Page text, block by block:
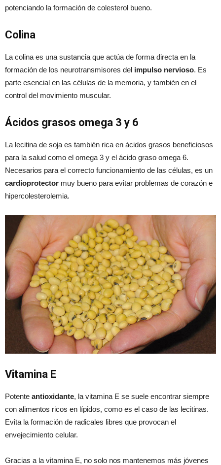
potenciando la formación de colesterol bueno.
Colina
La colina es una sustancia que actúa de forma directa en la
formación de los neurotransmisores del impulso nervioso. Es
parte esencial en las células de la memoria, y también en el
control del movimiento muscular.
Ácidos grasos omega 3 y 6
La lecitina de soja es también rica en ácidos grasos beneficiosos
para la salud como el omega 3 y el ácido graso omega 6.
Necesarios para el correcto funcionamiento de las células, es un
cardioprotector muy bueno para evitar problemas de corazón e
hipercolesterolemia.
Vitamina E
Potente antioxidante, la vitamina E se suele encontrar siempre
con alimentos ricos en lípidos, como es el caso de las lecitinas.
Evita la formación de radicales libres que provocan el
envejecimiento celular.
Gracias a la vitamina E, no solo nos mantenemos más jóvenes